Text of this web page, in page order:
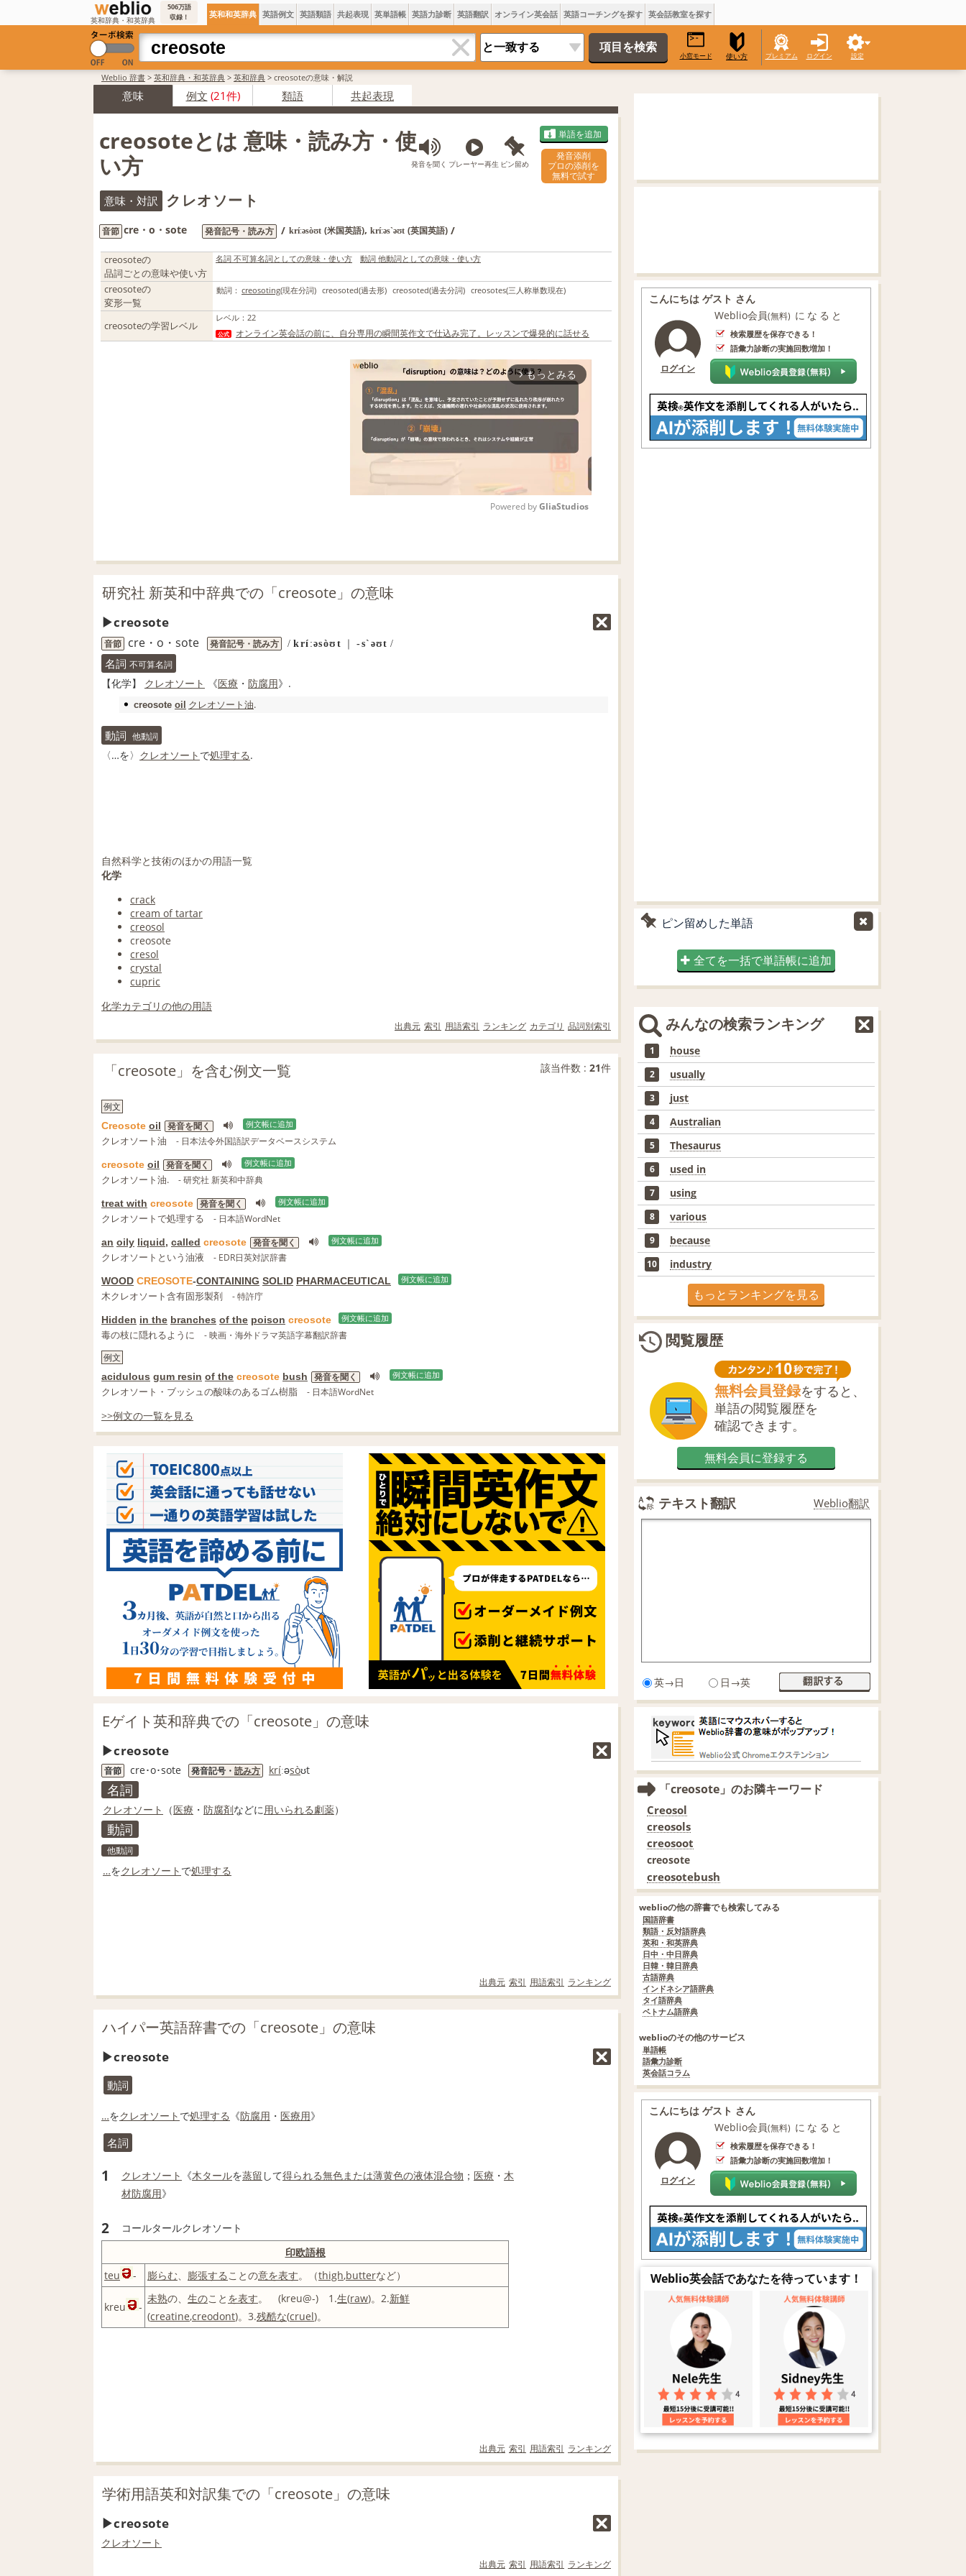
英和辞典・和英辞典
506万語
収録！
英和和英辞典 英語例文 英語類語 共起表現 英単語帳 英語力診断 英語翻訳 オンライン英会話 英語コーチングを探す 英会話教室を探す
小窓モード 使い方 プレミアム ログイン 設定
Weblio 辞書 > 英和辞典・和英辞典 > 英和辞典 > creosoteの意味・解説
意味 例文 (21件) 類語 共起表現
creosoteとは 意味・読み方・使
い方
発音を聞く プレーヤー再生 ピン留め
単語を追加
発音添削
プロの添削を
無料で試す
意味・対訳 クレオソート
音節 cre・o・sote 発音記号・読み方 / kríːəsòʊt (米国英語), kríːəs`əʊt (英国英語) /
creosoteの
品詞ごとの意味や使い方
名詞 不可算名詞としての意味・使い方 動詞 他動詞としての意味・使い方
creosoteの
変形一覧
動詞： creosoting(現在分詞) creosoted(過去形) creosoted(過去分詞) creosotes(三人称単数現在)
creosoteの学習レベル
レベル ： 22
公式 オンライン英会話の前に、自分専用の瞬間英作文で仕込み完了。レッスンで爆発的に話せる
arrow_forward_ios もっとみる
Powered by GliaStudios
研究社 新英和中辞典での「creosote」の意味
creosote
音節 cre・o・sote 発音記号・読み方 / kríːəsòʊt ‐s`əʊt /
名詞 不可算名詞
【化学】 クレオソート 《医療 ・ 防腐用》.
creosote oil クレオソート油.
動詞 他動詞
〈…を〉 クレオソート で処理する.
自然科学と技術のほかの用語一覧
化学
crack
cream of tartar
creosol
creosote
cresol
crystal
cupric
化学カテゴリの他の用語
出典元 索引 用語索引 ランキング カテゴリ 品詞別索引
「creosote」を含む例文一覧 該当件数 : 21件
例文
Creosote oil 発音を聞く 例文帳に追加
クレオソート油 - 日本法令外国語訳データベースシステム
creosote oil 発音を聞く 例文帳に追加
クレオソート油. - 研究社 新英和中辞典
treat with creosote 発音を聞く 例文帳に追加
クレオソートで処理する - 日本語WordNet
an oily liquid, called creosote 発音を聞く 例文帳に追加
クレオソートという油液 - EDR日英対訳辞書
WOOD CREOSOTE-CONTAINING SOLID PHARMACEUTICAL 例文帳に追加
木クレオソート含有固形製剤 - 特許庁
Hidden in the branches of the poison creosote 例文帳に追加
毒の枝に隠れるように
- 映画・海外ドラマ英語字幕翻訳辞書
例文
acidulous gum resin of the creosote bush 発音を聞く 例文帳に追加
クレオソート・ブッシュの酸味のあるゴム樹脂 - 日本語WordNet
>>例文の一覧を見る
Eゲイト英和辞典での「creosote」の意味
creosote
音節 cre･o･sote 発音記号・ 読み方 kríːəsòʊt
名詞
クレオソート （医療 ・ 防腐剤などに用いられる劇薬）
動詞
他動詞
…をクレオソート で処理する
出典元 索引 用語索引 ランキング
ハイパー英語辞書での「creosote」の意味
creosote
動詞
…をクレオソート で処理する 《防腐用 ・ 医療用》
名詞
1 クレオソート 《木タールを蒸留 して得られる無色または薄黄色の液体混合物 ； 医療 ・ 木
材防腐用》
2
コールタールクレオソート
印欧語根
teu
- 膨らむ 膨張する ことの意を表す。（thigh,butterなど）
kreu -
未熟の、 生のこと を表す。 (kreu@-) 1.生(raw)。2.新鮮
(creatine,creodont)。3.残酷な(cruel)。
出典元 索引 用語索引 ランキング
学術用語英和対訳集での「creosote」の意味
creosote
クレオソート
出典元 索引 用語索引 ランキング
こんにちは ゲスト さん
ログイン
Weblio会員(無料) になると
検索履歴を保存できる！
語彙力診断の実施回数増加！
ピン留めした単語
全てを一括で単語帳に追加
みんなの検索ランキング
1 house
2 usually
3 just
4 Australian
5 Thesaurus
6 used in
7 using
8 various
9 because
10 industry
もっとランキングを見る
閲覧履歴
無料会員登録をすると、
単語の閲覧履歴を
確認できます。
無料会員に登録する
テキスト翻訳 Weblio翻訳
英→日 日→英
「creosote」のお隣キーワード
Creosol
creosols
creosoot
creosote
creosotebush
weblioの他の辞書でも検索してみる
国語辞書
類語・反対語辞典
英和・和英辞典
日中・中日辞典
日韓・韓日辞典
古語辞典
インドネシア語辞典
タイ語辞典
ベトナム語辞典
weblioのその他のサービス
単語帳
語彙力診断
英会話コラム
こんにちは ゲスト さん
ログイン
Weblio会員(無料) になると
検索履歴を保存できる！
語彙力診断の実施回数増加！
Weblio英会話であなたを待っています！